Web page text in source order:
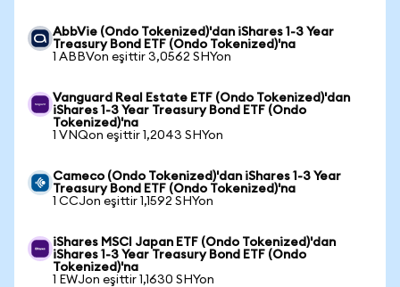
AbbVie (Ondo Tokenized)'dan iShares 1-3 Year
Treasury Bond ETF (Ondo Tokenized)'na
1 ABBVon eşittir 3,0562 SHYon
Vanguard Real Estate ETF (Ondo Tokenized)'dan
iShares 1-3 Year Treasury Bond ETF (Ondo
Tokenized)'na
1 VNQon eşittir 1,2043 SHYon
Cameco (Ondo Tokenized)'dan iShares 1-3 Year
Treasury Bond ETF (Ondo Tokenized)'na
1 CCJon eşittir 1,1592 SHYon
iShares MSCI Japan ETF (Ondo Tokenized)'dan
iShares 1-3 Year Treasury Bond ETF (Ondo
Tokenized)'na
1 EWJon eşittir 1,1630 SHYon